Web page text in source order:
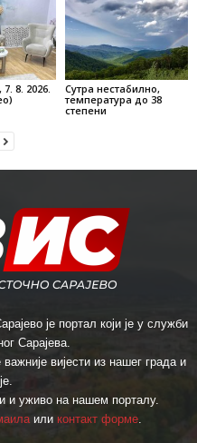
8. 2026.
Сутра нестабилно,
температура до 38
степени
је портал који је у служби
Сарајева.
вијести из нашег града и
и уживо на нашем порталу.
или контакт форме